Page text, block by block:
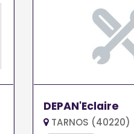
DEPAN'Eclaire
TARNOS (40220)